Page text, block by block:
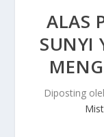
ALAS
SUNYI
Diposting